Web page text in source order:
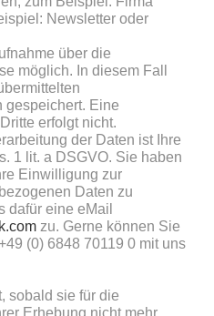
Newsletter oder
über die
möglich. In diesem Fall
gespeichert. Eine
erfolgt nicht.
der Daten ist Ihre
1 lit. a DSGVO. Sie haben
Einwilligung zur
Daten zu
dafür eine eMail
zu. Gerne können Sie
(0) 6848 70119 0 mit uns
sobald sie für die